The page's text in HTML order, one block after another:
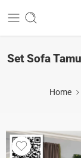
Set Sofa
Home